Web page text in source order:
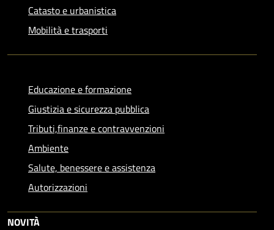
Catasto e urbanistica
Mobilità e trasporti
Educazione e formazione
Giustizia e sicurezza pubblica
Tributi,finanze e contravvenzioni
Ambiente
Salute, benessere e assistenza
Autorizzazioni
NOVITÀ